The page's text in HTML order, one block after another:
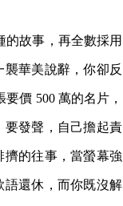
的故事，再全數採用
華美說辭，你卻反
價 500 萬的名片，
要發聲，自己擔起責
的往事，當螢幕強
語還休，而你既沒解